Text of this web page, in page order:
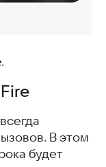
В этом
будет